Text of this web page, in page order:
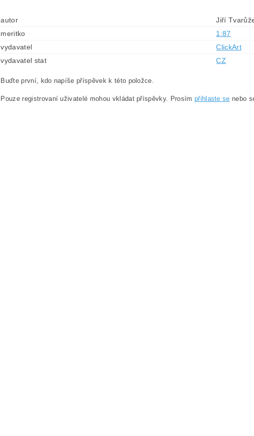
autor
Jiří
meritko
1:87
vydavatel
ClickArt
vydavatel stat
CZ
Buďte první, kdo napíše příspěvek k této položce.
Pouze registrovaní uživatelé mohou vkládat příspěvky. Prosím přihlaste se nebo